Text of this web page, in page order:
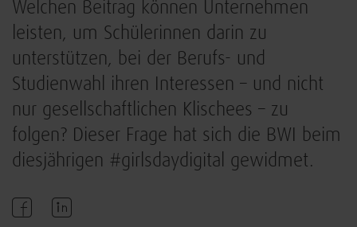
Welchen Beitrag können Unternehmen
leisten, um Schülerinnen darin zu
unterstützen, bei der Berufs- und
Studienwahl ihren Interessen – und nicht
nur gesellschaftlichen Klischees – zu
folgen? Dieser Frage hat sich die BWI beim
diesjährigen #girlsdaydigital gewidmet.